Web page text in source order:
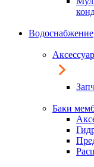
Водоснабжение
Баки